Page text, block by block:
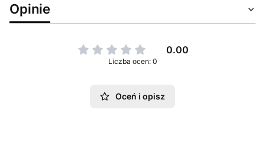
Opinie
0.00
Liczba ocen: 0
Oceń i opisz